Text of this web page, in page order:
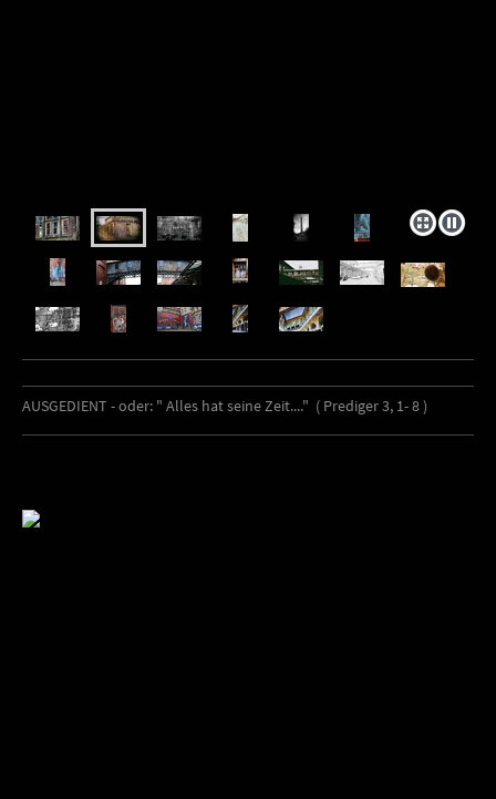
AUSGEDIENT - oder: " Alles hat seine Zeit...." ( Prediger 3, 1- 8 )